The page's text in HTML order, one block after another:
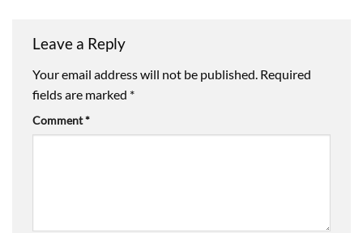
Leave a Reply
Your email address will not be published. Required
fields are marked *
Comment*